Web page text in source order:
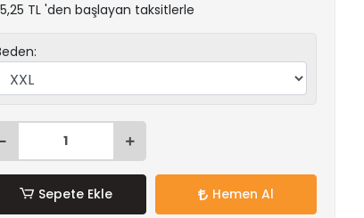
TL 'den başlayan taksitlerle
Sepete Ekle Hemen Al